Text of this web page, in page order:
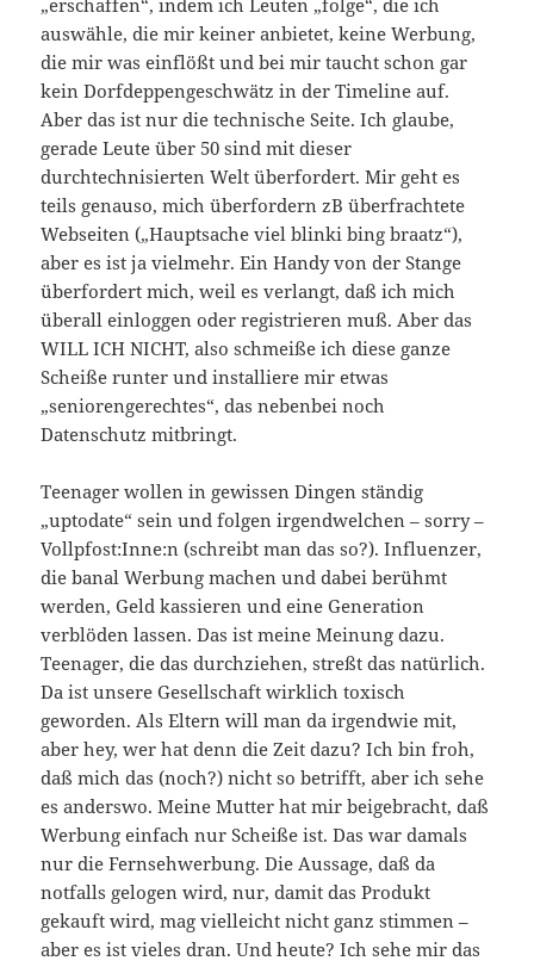
„erschaffen“, indem ich Leuten „folge“, die ich
auswähle, die mir keiner anbietet, keine Werbung,
die mir was einflößt und bei mir taucht schon gar
kein Dorfdeppengeschwätz in der Timeline auf.
Aber das ist nur die technische Seite. Ich glaube,
gerade Leute über 50 sind mit dieser
durchtechnisierten Welt überfordert. Mir geht es
teils genauso, mich überfordern zB überfrachtete
Webseiten („Hauptsache viel blinki bing braatz“),
aber es ist ja vielmehr. Ein Handy von der Stange
überfordert mich, weil es verlangt, daß ich mich
überall einloggen oder registrieren muß. Aber das
WILL ICH NICHT, also schmeiße ich diese ganze
Scheiße runter und installiere mir etwas
„seniorengerechtes“, das nebenbei noch
Datenschutz mitbringt.
Teenager wollen in gewissen Dingen ständig
„uptodate“ sein und folgen irgendwelchen – sorry –
Vollpfost:Inne:n (schreibt man das so?). Influenzer,
die banal Werbung machen und dabei berühmt
werden, Geld kassieren und eine Generation
verblöden lassen. Das ist meine Meinung dazu.
Teenager, die das durchziehen, streßt das natürlich.
Da ist unsere Gesellschaft wirklich toxisch
geworden. Als Eltern will man da irgendwie mit,
aber hey, wer hat denn die Zeit dazu? Ich bin froh,
daß mich das (noch?) nicht so betrifft, aber ich sehe
es anderswo. Meine Mutter hat mir beigebracht, daß
Werbung einfach nur Scheiße ist. Das war damals
nur die Fernsehwerbung. Die Aussage, daß da
notfalls gelogen wird, nur, damit das Produkt
gekauft wird, mag vielleicht nicht ganz stimmen –
aber es ist vieles dran. Und heute? Ich sehe mir das